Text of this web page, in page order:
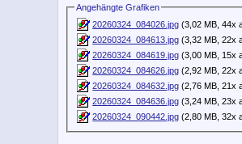
Angehängte Grafiken
20260324_084026.jpg (3,02 MB, 44x
20260324_084613.jpg (3,32 MB, 22x
20260324_084619.jpg (3,00 MB, 15x
20260324_084626.jpg (2,92 MB, 22x
20260324_084632.jpg (2,76 MB, 21x
20260324_084636.jpg (3,24 MB, 23x
20260324_090442.jpg (2,80 MB, 32x